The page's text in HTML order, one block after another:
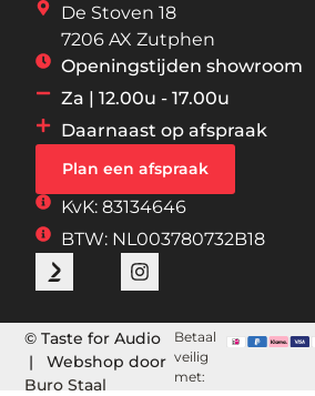
De Stoven 18
7206 AX Zutphen
Openingstijden showroom
Za | 12.00u - 17.00u
Daarnaast op afspraak
Plan een afspraak
KvK: 83134646
BTW: NL003780732B18
© Taste for Audio
| Webshop door
Buro Staal
Betaal
veilig
met: